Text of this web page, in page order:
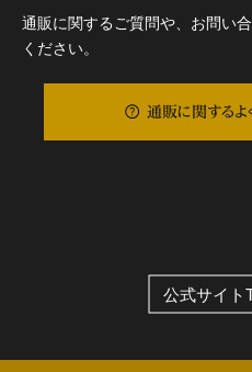
通販に関するご質問や、お問い
ください。
通販に関するよ
公式サイト